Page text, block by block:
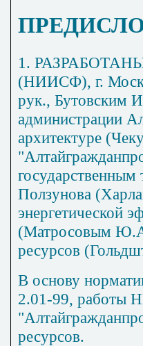
1.
(НИИСФ), г.
рук., Бутовским
администрации
архитектуре
Ползунова
энергетической
(Матросовым
ресурсов
В основу
2.01-99,
ресурсов.